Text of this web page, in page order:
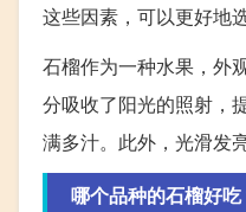
这些因素，可以更好地
石榴作为一种水果，外
分吸收了阳光的照射，
满多汁。此外，光滑发
哪个品种的石榴好